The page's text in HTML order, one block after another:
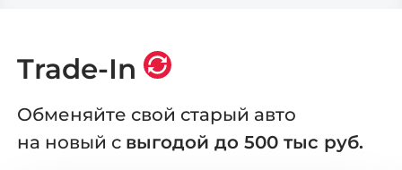
Trade-In
Обменяйте свой старый авто
на новый с выгодой до 500 тыс руб.